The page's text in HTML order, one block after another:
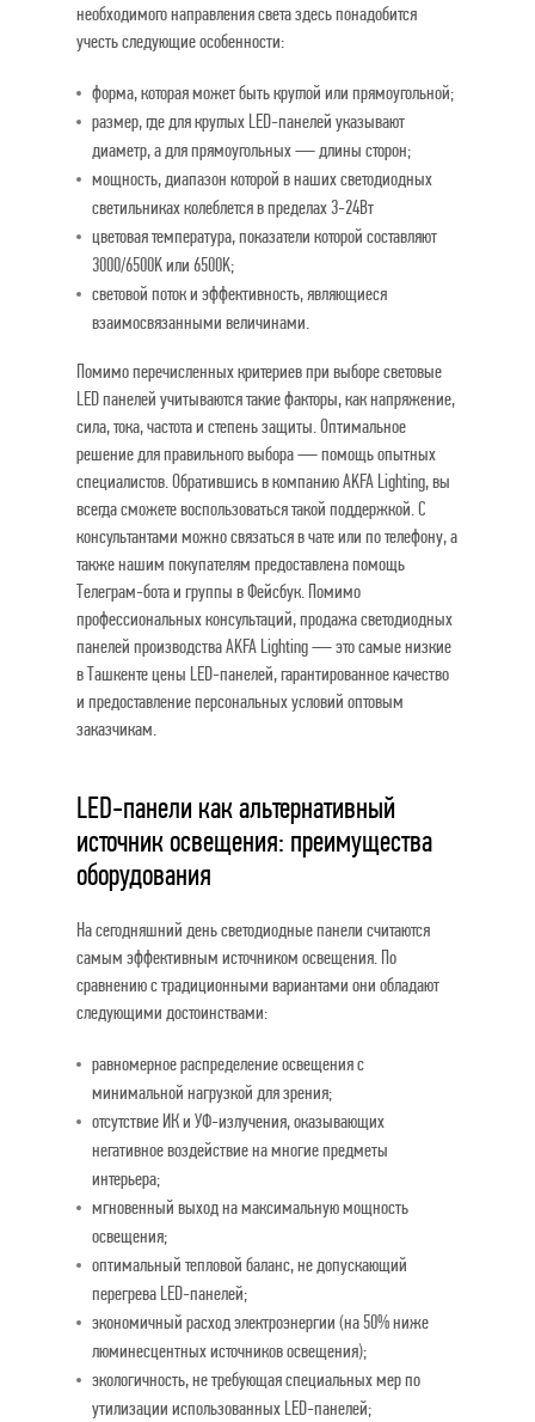
необходимого направления света здесь понадобится
учесть следующие особенности:
форма, которая может быть круглой или прямоугольной;
размер, где для круглых LED-панелей указывают
диаметр, а для прямоугольных — длины сторон;
мощность, диапазон которой в наших светодиодных
светильниках колеблется в пределах 3-24Вт
цветовая температура, показатели которой составляют
3000/6500K или 6500K;
световой поток и эффективность, являющиеся
взаимосвязанными величинами.
Помимо перечисленных критериев при выборе световые
LED панелей учитываются такие факторы, как напряжение,
сила, тока, частота и степень защиты. Оптимальное
решение для правильного выбора — помощь опытных
специалистов. Обратившись в компанию AKFA Lighting, вы
всегда сможете воспользоваться такой поддержкой. С
консультантами можно связаться в чате или по телефону, а
также нашим покупателям предоставлена помощь
Телеграм-бота и группы в Фейсбук. Помимо
профессиональных консультаций, продажа светодиодных
панелей производства AKFA Lighting — это самые низкие
в Ташкенте цены LED-панелей, гарантированное качество
и предоставление персональных условий оптовым
заказчикам.
LED-панели как альтернативный
источник освещения: преимущества
оборудования
На сегодняшний день светодиодные панели считаются
самым эффективным источником освещения. По
сравнению с традиционными вариантами они обладают
следующими достоинствами:
равномерное распределение освещения с
минимальной нагрузкой для зрения;
отсутствие ИК и УФ-излучения, оказывающих
негативное воздействие на многие предметы
интерьера;
мгновенный выход на максимальную мощность
освещения;
оптимальный тепловой баланс, не допускающий
перегрева LED-панелей;
экономичный расход электроэнергии (на 50% ниже
люминесцентных источников освещения);
экологичность, не требующая специальных мер по
утилизации использованных LED-панелей;